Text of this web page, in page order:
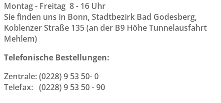
Montag - Freitag 8 - 16 Uhr
Sie finden uns in Bonn, Stadtbezirk Bad Godesberg,
Koblenzer Straße 135 (an der B9 Höhe Tunnelausfahrt
Mehlem)
Telefonische Bestellungen:
Zentrale: (0228) 9 53 50- 0
Telefax: (0228) 9 53 50 - 90